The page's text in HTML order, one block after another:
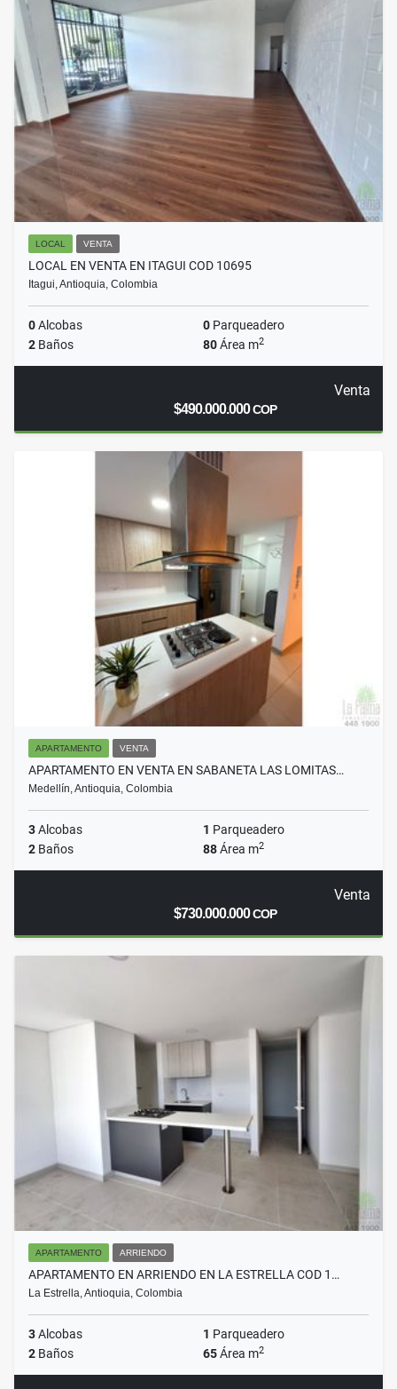
LOCAL VENTA
LOCAL EN VENTA EN ITAGUI COD 10695
Itagui, Antioquia, Colombia
0Alcobas 0 Parqueadero
2 Baños 80Área m2
Venta
$490.000.000COP
APARTAMENTO VENTA
APARTAMENTO EN VENTA EN SABANETA LAS LOMITAS…
Medellín, Antioquia, Colombia
3Alcobas 1 Parqueadero
2 Baños 88Área m2
Venta
$730.000.000COP
APARTAMENTO ARRIENDO
APARTAMENTO EN ARRIENDO EN LA ESTRELLA COD 1…
La Estrella, Antioquia, Colombia
3Alcobas 1 Parqueadero
2 Baños 65Área m2